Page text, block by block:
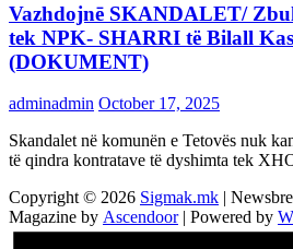
Vazhdojnē SKANDALET/
tek NPK- SHARRI të Bilall
(DOKUMENT)
adminadmin October 17, 2025
Skandalet në komunën e Tetovës nuk
të qindra kontratave të dyshimta tek
Copyright © 2026 Sigmak.mk |
Magazine by Ascendoor| Powered by